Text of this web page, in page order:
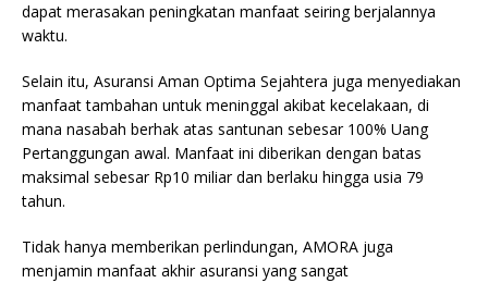
dapat merasakan peningkatan manfaat seiring berjalannya
waktu.
Selain itu, Asuransi Aman Optima Sejahtera juga menyediakan
manfaat tambahan untuk meninggal akibat kecelakaan, di
mana nasabah berhak atas santunan sebesar 100% Uang
Pertanggungan awal. Manfaat ini diberikan dengan batas
maksimal sebesar Rp10 miliar dan berlaku hingga usia 79
tahun.
Tidak hanya memberikan perlindungan, AMORA juga
menjamin manfaat akhir asuransi yang sangat